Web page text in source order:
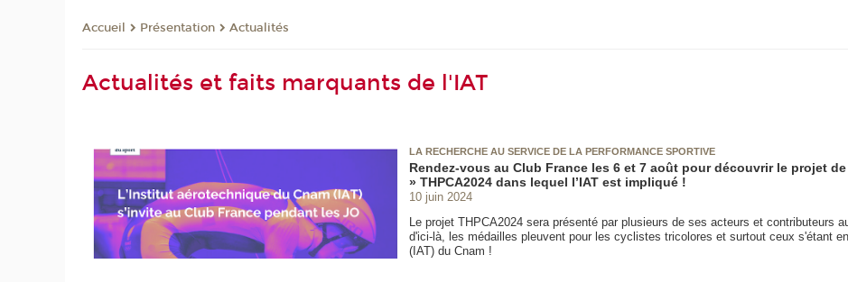
Accueil Présentation Actualités
Actualités et faits marquants de l'IAT
LA RECHERCHE AU SERVICE DE LA PERFORMANCE SPORTIVE
Rendez-vous au Club France les 6 et 7 août pour découvrir le projet
» THPCA2024 dans lequel l’IAT est impliqué !
10 juin 2024
Le projet THPCA2024 sera présenté par plusieurs de ses acteurs et contributeurs
d'ici-là, les médailles pleuvent pour les cyclistes tricolores et surtout ceux s'étant
(IAT) du Cnam !